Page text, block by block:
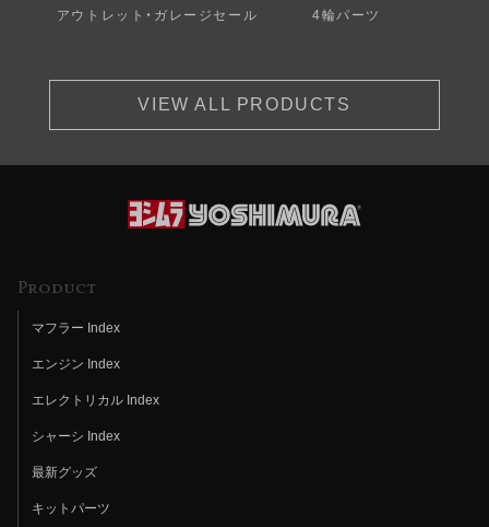
アウトレット・ガレージセール 4輪パーツ
VIEW ALL PRODUCTS
Product
マフラー Index
エンジン Index
エレクトリカル Index
シャーシ Index
最新グッズ
キットパーツ